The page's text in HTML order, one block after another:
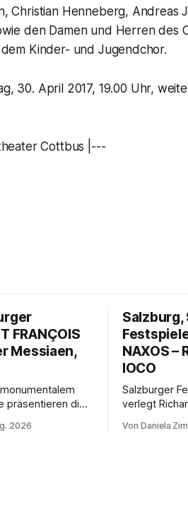
Christian Henneberg, Andreas
den Damen und Herren des
Kinder- und Jugendchor.
30. April 2017, 19.00 Uhr,
Cottbus |---
FRANÇOIS
Messiaen,
präsentieren die
2026
NAXOS –
IOCO
Salzburger
verlegt
Science-
Von Daniela